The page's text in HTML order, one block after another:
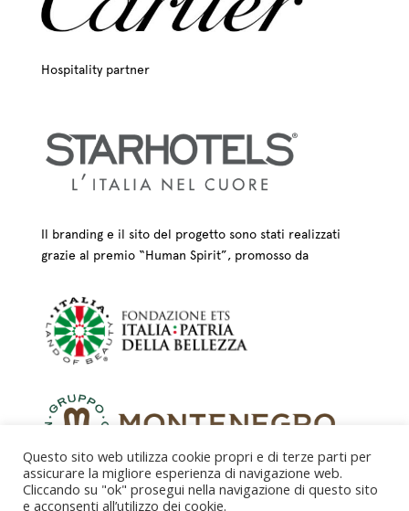
Hospitality partner
Il branding e il sito del progetto sono stati realizzati
grazie al premio “Human Spirit”, promosso da
Questo sito web utilizza cookie propri e di terze parti per
assicurare la migliore esperienza di navigazione web.
Cliccando su "ok" prosegui nella navigazione di questo sito
e acconsenti all’utilizzo dei cookie.